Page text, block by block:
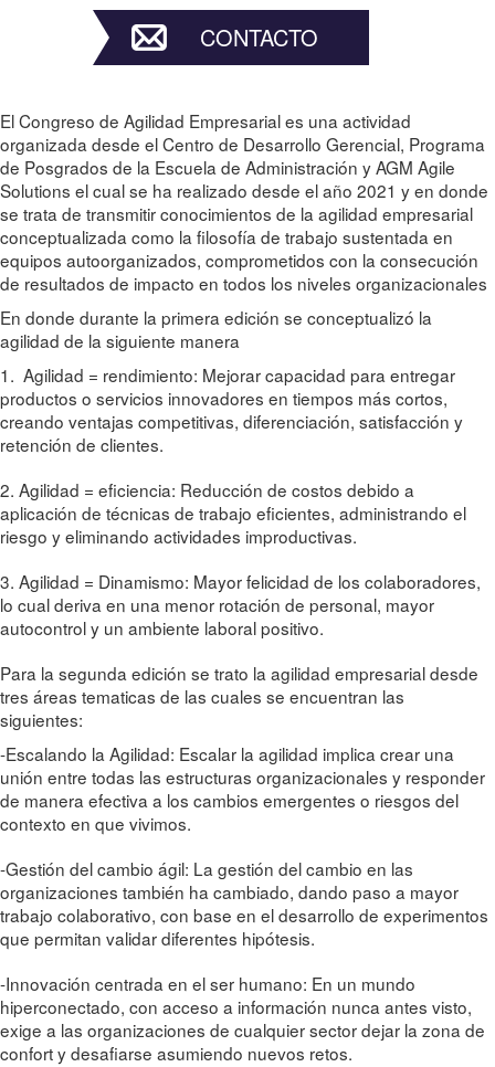
CONTACTO
El Congreso de Agilidad Empresarial es una actividad
organizada desde el Centro de Desarrollo Gerencial, Programa
de Posgrados de la Escuela de Administración y AGM Agile
Solutions el cual se ha realizado desde el año 2021 y en donde
se trata de transmitir conocimientos de la agilidad empresarial
conceptualizada como la filosofía de trabajo sustentada en
equipos autoorganizados, comprometidos con la consecución
de resultados de impacto en todos los niveles organizacionales
En donde durante la primera edición se conceptualizó la
agilidad de la siguiente manera
1. Agilidad = rendimiento: Mejorar capacidad para entregar
productos o servicios innovadores en tiempos más cortos,
creando ventajas competitivas, diferenciación, satisfacción y
retención de clientes.
2. Agilidad = eficiencia: Reducción de costos debido a
aplicación de técnicas de trabajo eficientes, administrando el
riesgo y eliminando actividades improductivas.
3. Agilidad = Dinamismo: Mayor felicidad de los colaboradores,
lo cual deriva en una menor rotación de personal, mayor
autocontrol y un ambiente laboral positivo.
Para la segunda edición se trato la agilidad empresarial desde
tres áreas tematicas de las cuales se encuentran las
siguientes:
-Escalando la Agilidad: Escalar la agilidad implica crear una
unión entre todas las estructuras organizacionales y responder
de manera efectiva a los cambios emergentes o riesgos del
contexto en que vivimos.
-Gestión del cambio ágil: La gestión del cambio en las
organizaciones también ha cambiado, dando paso a mayor
trabajo colaborativo, con base en el desarrollo de experimentos
que permitan validar diferentes hipótesis.
-Innovación centrada en el ser humano: En un mundo
hiperconectado, con acceso a información nunca antes visto,
exige a las organizaciones de cualquier sector dejar la zona de
confort y desafiarse asumiendo nuevos retos.